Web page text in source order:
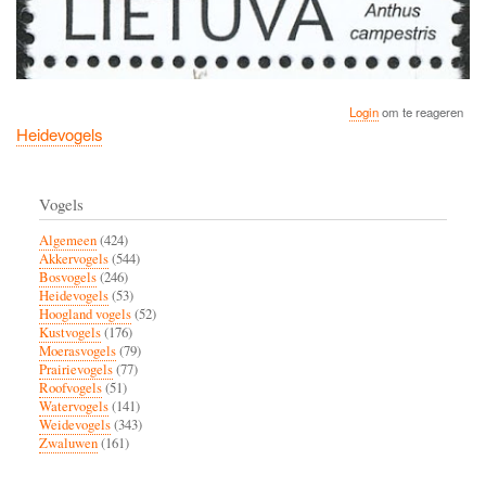
Loginom te reageren
Heidevogels
Vogels
Algemeen(424)
Akkervogels(544)
Bosvogels(246)
Heidevogels(53)
Hoogland vogels(52)
Kustvogels(176)
Moerasvogels(79)
Prairievogels(77)
Roofvogels(51)
Watervogels(141)
Weidevogels(343)
Zwaluwen(161)